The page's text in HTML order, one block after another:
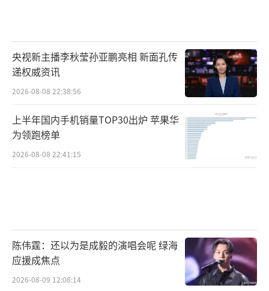
央视新主播李秋莹孙亚鹏亮相 新面孔传
递权威资讯
2026-08-08 22:38:56
上半年国内手机销量TOP30出炉 苹果华
为领跑榜单
2026-08-08 22:41:15
陈伟霆：还以为是成毅的演唱会呢 绿海
应援成焦点
2026-08-09 12:08:14